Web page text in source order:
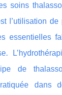
soins
l’utilisation de
essentielles
de
dans